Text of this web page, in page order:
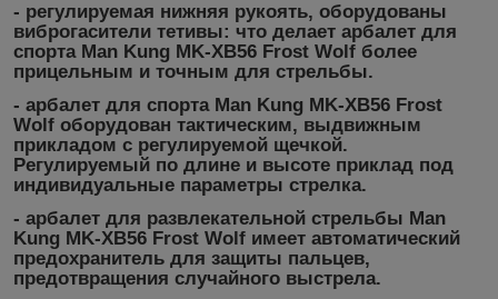
- регулируемая нижняя рукоять, оборудованы
виброгасители тетивы: что делает арбалет для
спорта Man Kung MK-XB56 Frost Wolf более
прицельным и точным для стрельбы.
- арбалет для спорта Man Kung MK-XB56 Frost
Wolf оборудован тактическим, выдвижным
прикладом с регулируемой щечкой.
Регулируемый по длине и высоте приклад под
индивидуальные параметры стрелка.
- арбалет для развлекательной стрельбы Man
Kung MK-XB56 Frost Wolf имеет автоматический
предохранитель для защиты пальцев,
предотвращения случайного выстрела.